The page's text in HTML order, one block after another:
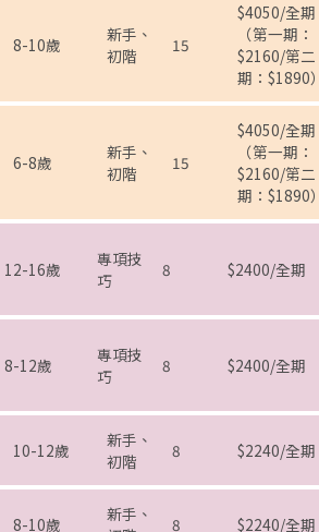
8-10歲
新手、
初階
15
$4050/全期
（第一期：
$2160/第二
期：$1890）
6-8歲
新手、
初階
15
$4050/全期
（第一期：
$2160/第二
期：$1890）
12-16歲
專項技
巧
8 $2400/全期
8-12歲
專項技
巧
8 $2400/全期
10-12歲
新手、
初階
8 $2240/全期
8-10歲
新手、
8 $2240/全期